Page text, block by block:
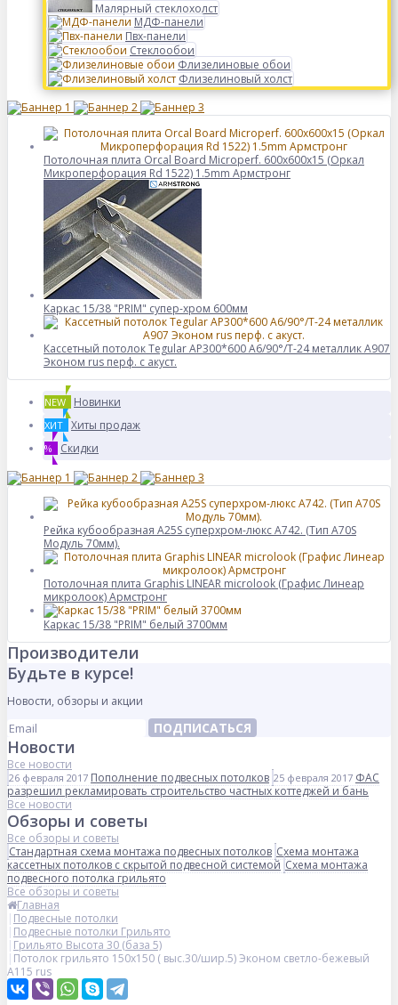
Малярный стеклохолст
МДФ-панели
Пвх-панели
Стеклообои
Флизелиновые обои
Флизелиновый холст
Потолочная плита Orcal Board Microperf. 600x600x15 (Оркал
Микроперфорация Rd 1522) 1.5mm Армстронг
Каркас 15/38 "PRIM" супер-хром 600мм
Кассетный потолок Tegular AP300*600 A6/90°/Т-24 металлик А907
Эконом rus перф. с акуст.
NEW Новинки
ХИТ Хиты продаж
% Скидки
Рейка кубообразная A25S суперхром-люкс А742. (Тип A70S
Модуль 70мм).
Потолочная плита Graphis LINEAR microlook (Графис Линеар
микролоок) Армстронг
Каркас 15/38 "PRIM" белый 3700мм
Производители
Будьте в курсе!
Новости, обзоры и акции
ПОДПИСАТЬСЯ
Новости
Все новости
26 февраля 2017 Пополнение подвесных потолков 25 февраля 2017 ФАС
разрешил рекламировать строительство частных коттеджей и бань
Все новости
Обзоры и советы
Все обзоры и советы
Стандартная схема монтажа подвесных потолков Схема монтажа
кассетных потолков с скрытой подвесной системой Схема монтажа
подвесного потолка грильято
Все обзоры и советы
Главная
Подвесные потолки
Подвесные потолки Грильято
Грильято Высота 30 (база 5)
Потолок грильято 150х150 ( выс.30/шир.5) Эконом светло-бежевый
А115 rus